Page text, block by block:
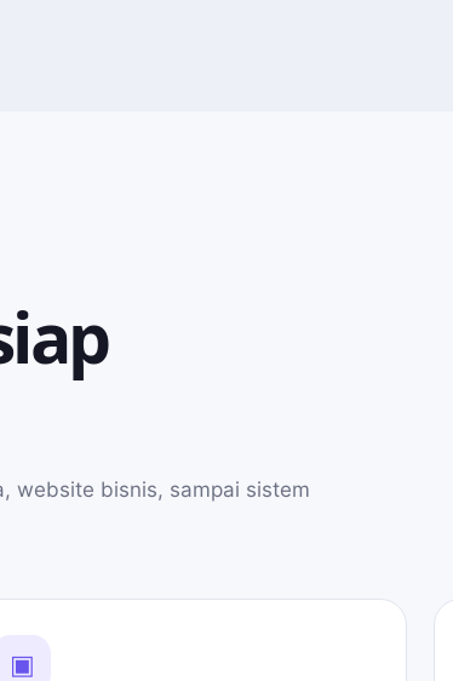
website bisnis, sampai sistem
▣